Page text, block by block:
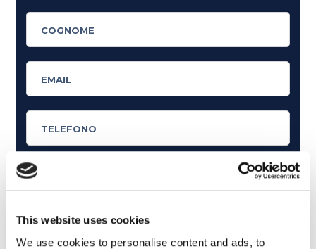
This website uses cookies
We use cookies to personalise content and ads, to
Cosa ti piace leggere?
Articoli dedicati alla grammatica inglese